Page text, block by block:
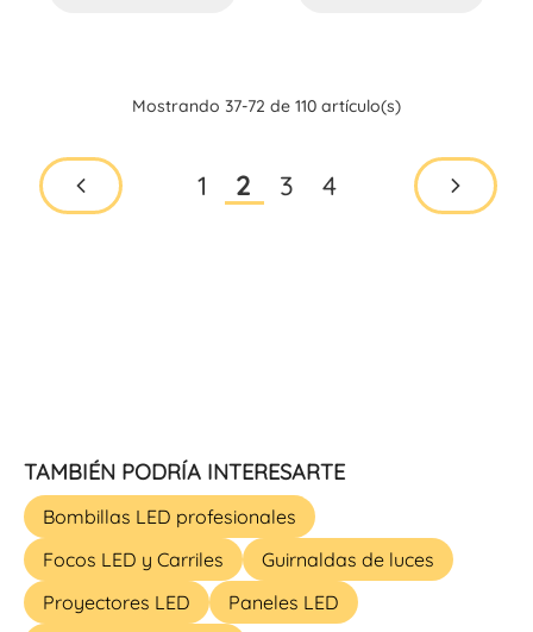
Mostrando 37-72 de 110 artículo(s)
1 2 3 4
TAMBIÉN PODRÍA INTERESARTE
Bombillas LED profesionales
Focos LED y Carriles
Guirnaldas de luces
Proyectores LED
Paneles LED